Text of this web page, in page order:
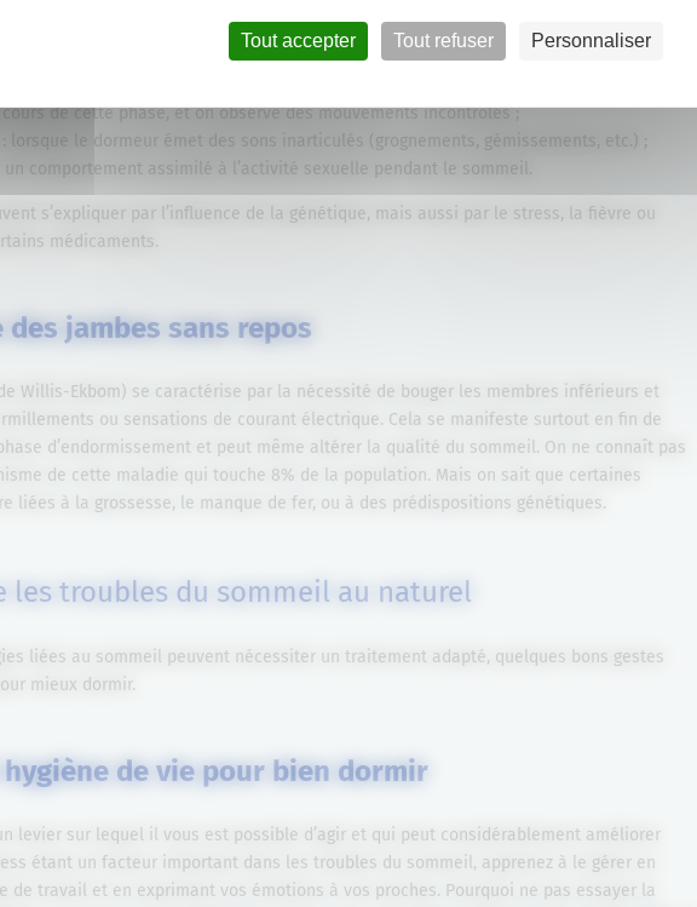
se produisent plutôt lors du sommeil paradoxal :
de cette phase, et on observe des mouvements incontrôlés ;
lorsque le dormeur émet des sons inarticulés (grognements, gémissements, etc.) ;
un comportement assimilé à l’activité sexuelle pendant le sommeil.
s’expliquer par l’influence de la génétique, mais aussi par le stress, la fièvre ou
médicaments.
des jambes sans repos
de Willis-Ekbom) se caractérise par la nécessité de bouger les membres inférieurs et
ou sensations de courant électrique. Cela se manifeste surtout en fin de
d’endormissement et peut même altérer la qualité du sommeil. On ne connaît pas
de cette maladie qui touche 8% de la population. Mais on sait que certaines
liées à la grossesse, le manque de fer, ou à des prédispositions génétiques.
les troubles du sommeil au naturel
liées au sommeil peuvent nécessiter un traitement adapté, quelques bons gestes
mieux dormir.
de vie pour bien dormir
levier sur lequel il vous est possible d’agir et qui peut considérablement améliorer
étant un facteur important dans les troubles du sommeil, apprenez à le gérer en
de travail et en exprimant vos émotions à vos proches. Pourquoi ne pas essayer la
Tout accepter Tout refuser Personnaliser